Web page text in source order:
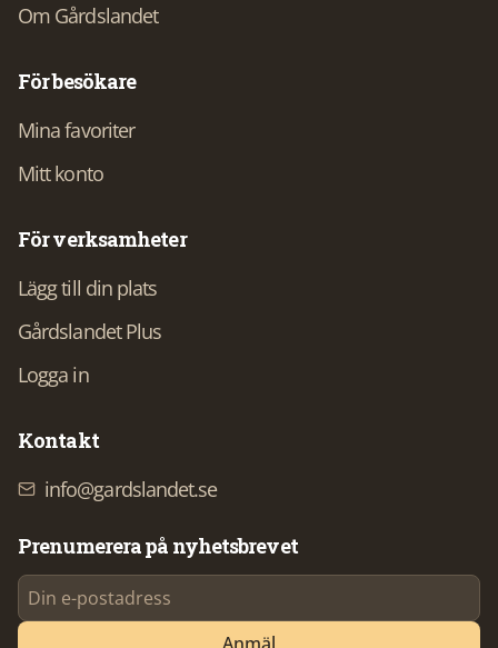
Om Gårdslandet
För besökare
Mina favoriter
Mitt konto
För verksamheter
Lägg till din plats
Gårdslandet Plus
Logga in
Kontakt
info@gardslandet.se
Prenumerera på nyhetsbrevet